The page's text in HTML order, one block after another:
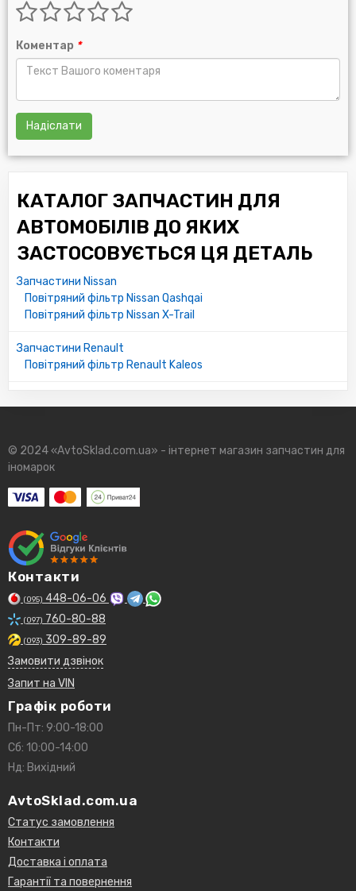
Коментар *
Надіслати
КАТАЛОГ ЗАПЧАСТИН ДЛЯ
АВТОМОБІЛІВ ДО ЯКИХ
ЗАСТОСОВУЄТЬСЯ ЦЯ ДЕТАЛЬ
Запчастини Nissan
Повітряний фільтр Nissan Qashqai
Повітряний фільтр Nissan X-Trail
Запчастини Renault
Повітряний фільтр Renault Kaleos
© 2024 «AvtoSklad.com.ua» - інтернет магазин запчастин для
іномарок
Контакти
(095) 448-06-06
(097) 760-80-88
(093) 309-89-89
Замовити дзвінок
Запит на VIN
Графік роботи
Пн-Пт: 9:00-18:00
Сб: 10:00-14:00
Нд: Вихідний
AvtoSklad.com.ua
Статус замовлення
Контакти
Доставка і оплата
Гарантії та повернення